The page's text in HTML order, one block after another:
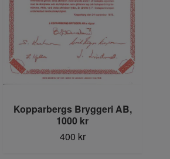
Kopparbergs Bryggeri AB,
1000 kr
400 kr